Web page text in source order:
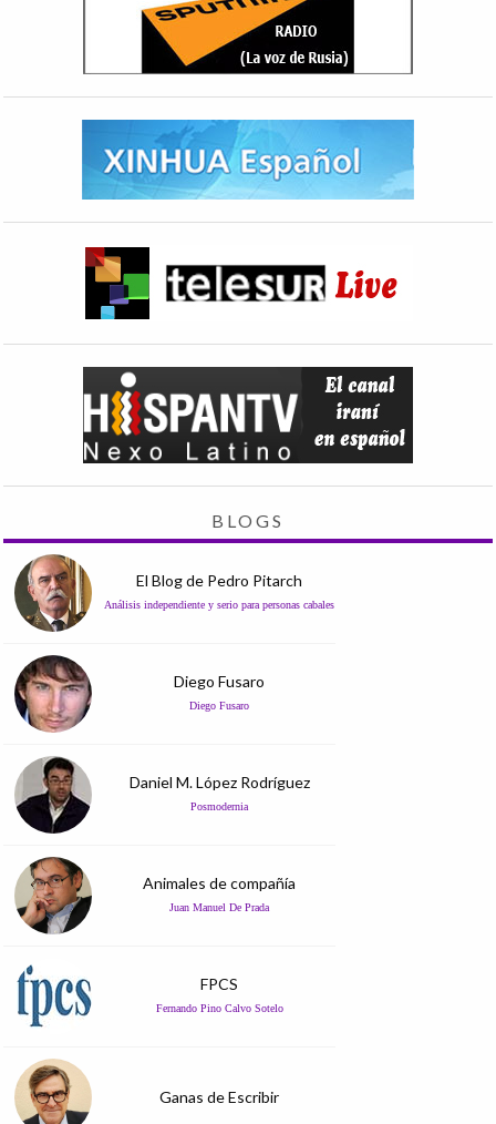
BLOGS
El Blog de Pedro Pitarch
Análisis independiente y serio para personas cabales
Diego Fusaro
Diego Fusaro
Daniel M. López Rodríguez
Posmodernia
Animales de compañía
Juan Manuel De Prada
FPCS
Fernando Pino Calvo Sotelo
Ganas de Escribir